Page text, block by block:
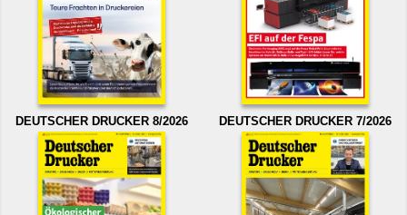
DEUTSCHER DRUCKER 8/2026 DEUTSCHER DRUCKER 7/2026